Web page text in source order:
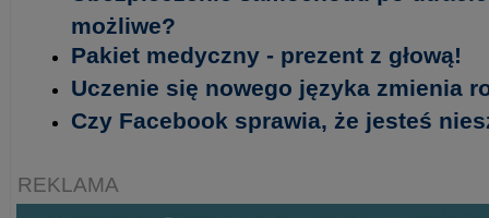
możliwe?
Pakiet medyczny - prezent z głową!
Uczenie się nowego języka zmienia
Czy Facebook sprawia, że jesteś
REKLAMA